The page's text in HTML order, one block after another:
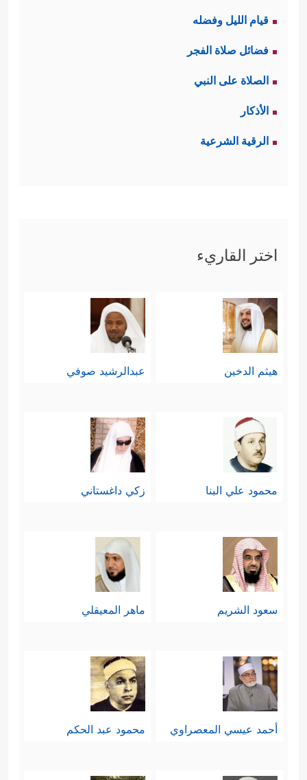
قيام الليل وفضله
فضائل صلاة الفجر
الصلاة على النبي
الأذكار
الرقية الشرعية
اختر القاريء
هيثم الدخين عبدالرشيد صوفي
محمود علي البنا زكي داغستاني
سعود الشريم ماهر المعيقلي
أحمد عيسي المعصراوي محمود عبد الحكم